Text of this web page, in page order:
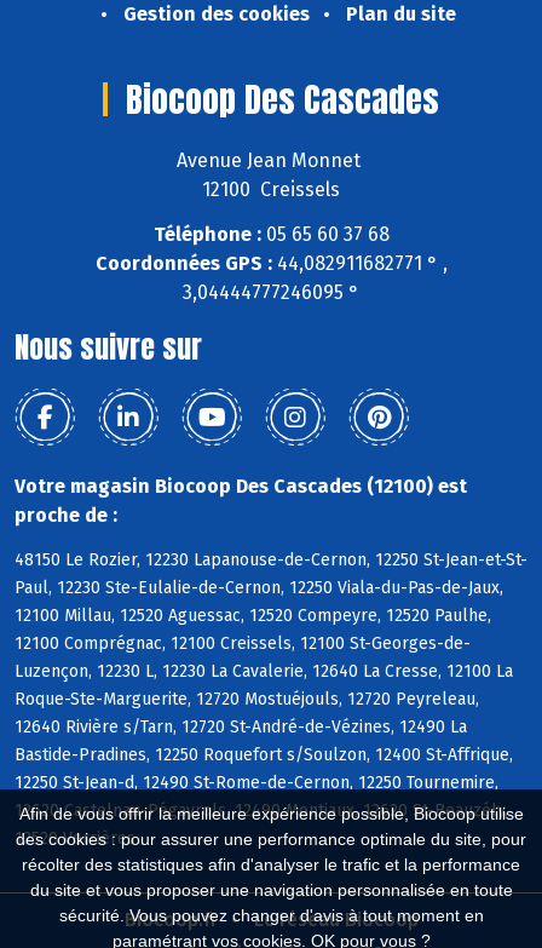
Afin de vous offrir la meilleure expérience possible, Biocoop utilise
des cookies : pour assurer une performance optimale du site, pour
récolter des statistiques afin d'analyser le trafic et la performance
du site et vous proposer une navigation personnalisée en toute
sécurité. Vous pouvez changer d'avis à tout moment en
paramétrant vos cookies. OK pour vous ?
Gestion des cookies
Plan du site
Biocoop Des Cascades
Avenue Jean Monnet
12100 Creissels
Téléphone :05 65 60 37 68
Coordonnées GPS :44,082911682771 ° ,
3,04444777246095 °
Nous suivre sur
Votre magasin Biocoop Des Cascades (12100) est
proche de :
48150 Le Rozier, 12230 Lapanouse-de-Cernon, 12250 St-Jean-et-St-
Paul, 12230 Ste-Eulalie-de-Cernon, 12250 Viala-du-Pas-de-Jaux,
12100 Millau, 12520 Aguessac, 12520 Compeyre, 12520 Paulhe,
12100 Comprégnac, 12100 Creissels, 12100 St-Georges-de-
Luzençon, 12230 L, 12230 La Cavalerie, 12640 La Cresse, 12100 La
Roque-Ste-Marguerite, 12720 Mostuéjouls, 12720 Peyreleau,
12640 Rivière s/Tarn, 12720 St-André-de-Vézines, 12490 La
Bastide-Pradines, 12250 Roquefort s/Soulzon, 12400 St-Affrique,
12250 St-Jean-d, 12490 St-Rome-de-Cernon, 12250 Tournemire,
12620 Castelnau-Pégayrols, 12490 Montjaux, 12620 St-Beauzély,
12520 Verrières
Biocoop.fr
Le réseau Biocoop